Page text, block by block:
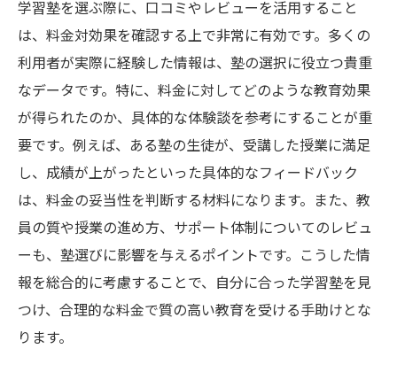
学習塾を選ぶ際に、口コミやレビューを活用すること
は、料金対効果を確認する上で非常に有効です。多くの
利用者が実際に経験した情報は、塾の選択に役立つ貴重
なデータです。特に、料金に対してどのような教育効果
が得られたのか、具体的な体験談を参考にすることが重
要です。例えば、ある塾の生徒が、受講した授業に満足
し、成績が上がったといった具体的なフィードバック
は、料金の妥当性を判断する材料になります。また、教
員の質や授業の進め方、サポート体制についてのレビュ
ーも、塾選びに影響を与えるポイントです。こうした情
報を総合的に考慮することで、自分に合った学習塾を見
つけ、合理的な料金で質の高い教育を受ける手助けとな
ります。